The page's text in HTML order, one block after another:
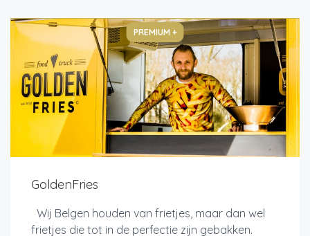
PREMIUM +
GoldenFries
Wij Belgen houden van frietjes, maar dan wel
frietjes die tot in de perfectie zijn gebakken.